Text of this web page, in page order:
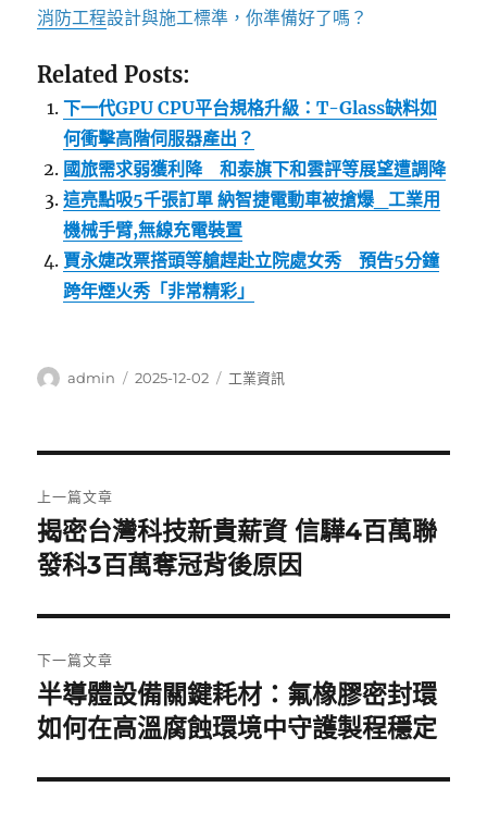
消防工程設計與施工標準，你準備好了嗎？
Related Posts:
下一代GPU CPU平台規格升級：T-Glass缺料如
何衝擊高階伺服器產出？
國旅需求弱獲利降 和泰旗下和雲評等展望遭調降
這亮點吸5千張訂單 納智捷電動車被搶爆_工業用
機械手臂,無線充電裝置
賈永婕改票搭頭等艙趕赴立院處女秀 預告5分鐘
跨年煙火秀「非常精彩」
作
admin
發
2025-12-02
分
工業資訊
章
導
覽
上一篇文章
上
一
文
章:
揭密台灣科技新貴薪資 信驊4百萬聯
發科3百萬奪冠背後原因
下一篇文章
下
一
文
半導體設備關鍵耗材：氟橡膠密封環
如何在高溫腐蝕環境中守護製程穩定